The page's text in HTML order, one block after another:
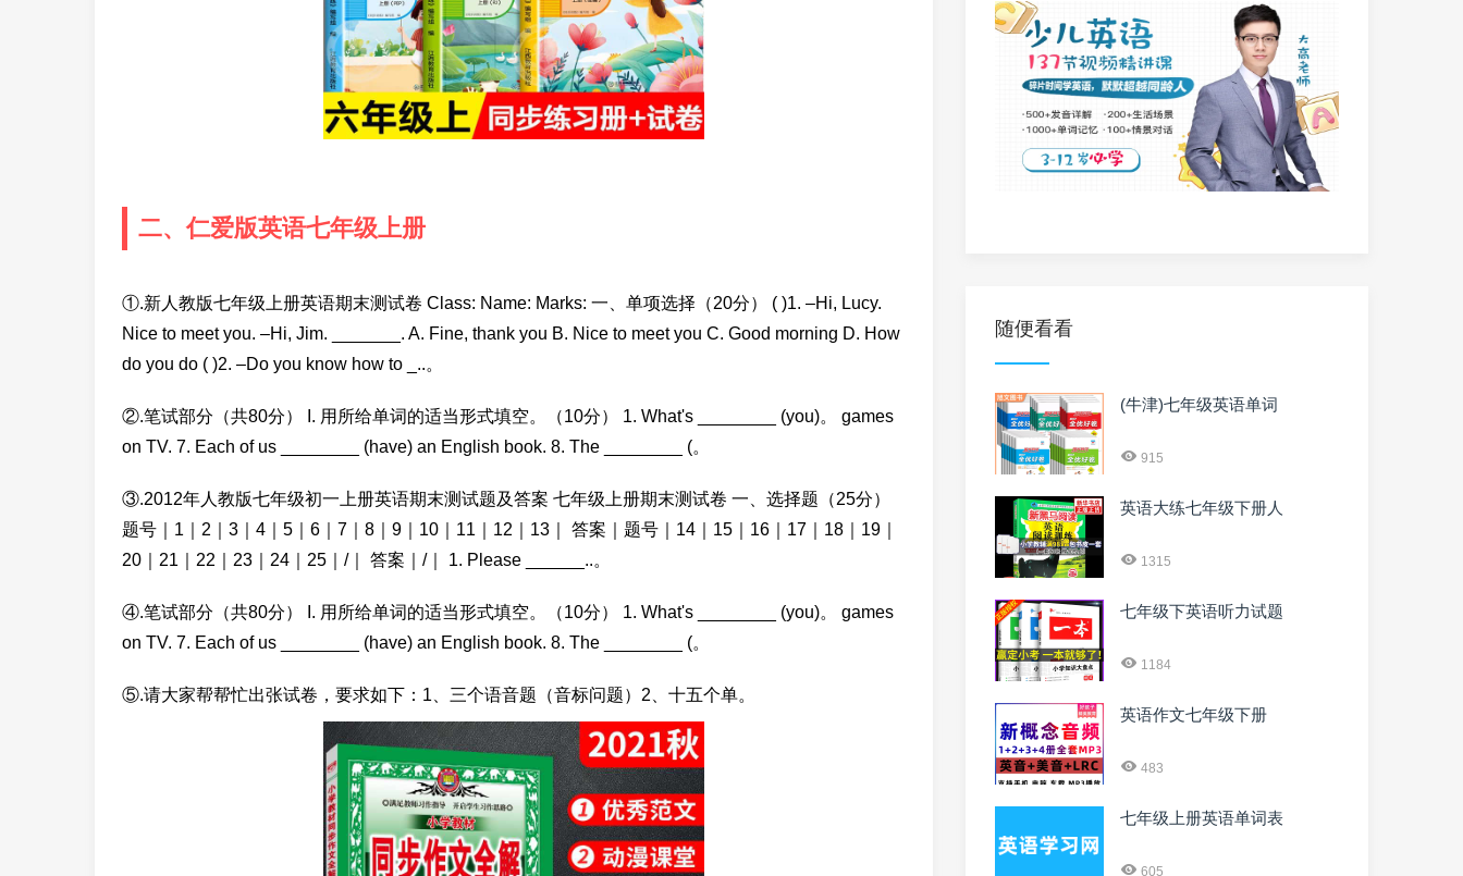
二、仁爱版英语七年级上册
①.新人教版七年级上册英语期末测试卷 Class: Name: Marks: 一、单项选择（20分） ( )1. –Hi, Lucy.
Nice to meet you. –Hi, Jim. _______. A. Fine, thank you B. Nice to meet you C. Good morning D. How
do you do ( )2. –Do you know how to _..。
②.笔试部分（共80分） I. 用所给单词的适当形式填空。（10分） 1. What's ________ (you)。 games
on TV. 7. Each of us ________ (have) an English book. 8. The ________ (。
③.2012年人教版七年级初一上册英语期末测试题及答案 七年级上册期末测试卷 一、选择题（25分）
题号｜1｜2｜3｜4｜5｜6｜7｜8｜9｜10｜11｜12｜13｜ 答案｜题号｜14｜15｜16｜17｜18｜19｜
20｜21｜22｜23｜24｜25｜/｜ 答案｜/｜ 1. Please ______..。
④.笔试部分（共80分） I. 用所给单词的适当形式填空。（10分） 1. What's ________ (you)。 games
on TV. 7. Each of us ________ (have) an English book. 8. The ________ (。
⑤.请大家帮帮忙出张试卷，要求如下：1、三个语音题（音标问题）2、十五个单。
随便看看
(牛津)七年级英语单词
915
英语大练七年级下册人
1315
七年级下英语听力试题
1184
英语作文七年级下册
483
七年级上册英语单词表
605